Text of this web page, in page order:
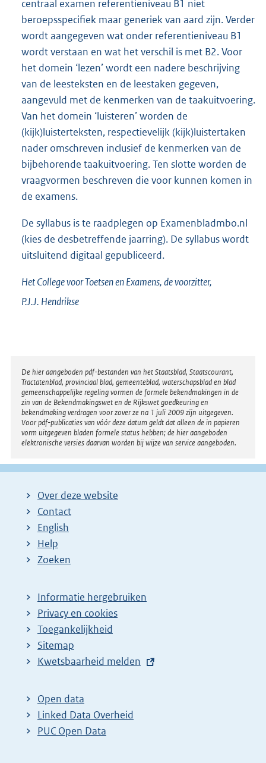
centraal examen referentieniveau B1 niet
beroepsspecifiek maar generiek van aard zijn. Verder
wordt aangegeven wat onder referentieniveau B1
wordt verstaan en wat het verschil is met B2. Voor
het domein ‘lezen’ wordt een nadere beschrijving
van de leesteksten en de leestaken gegeven,
aangevuld met de kenmerken van de taakuitvoering.
Van het domein ‘luisteren’ worden de
(kijk)luisterteksten, respectievelijk (kijk)luistertaken
nader omschreven inclusief de kenmerken van de
bijbehorende taakuitvoering. Ten slotte worden de
vraagvormen beschreven die voor kunnen komen in
de examens.
De syllabus is te raadplegen op Examenbladmbo.nl
(kies de desbetreffende jaarring). De syllabus wordt
uitsluitend digitaal gepubliceerd.
Het College voor Toetsen en Examens,de voorzitter,
P.J.J. Hendrikse
Disclaimer
De hier aangeboden pdf-bestanden van het Staatsblad, Staatscourant,
Tractatenblad, provinciaal blad, gemeenteblad, waterschapsblad en blad
gemeenschappelijke regeling vormen de formele bekendmakingen in de
zin van de Bekendmakingswet en de Rijkswet goedkeuring en
bekendmaking verdragen voor zover ze na 1 juli 2009 zijn uitgegeven.
Voor pdf-publicaties van vóór deze datum geldt dat alleen de in papieren
vorm uitgegeven bladen formele status hebben; de hier aangeboden
elektronische versies daarvan worden bij wijze van service aangeboden.
Over deze website
Contact
English
Help
Zoeken
Informatie hergebruiken
Privacy en cookies
Toegankelijkheid
Sitemap
E
t
e
r
Kwetsbaarheid melden
Open data
Linked Data Overheid
PUC Open Data